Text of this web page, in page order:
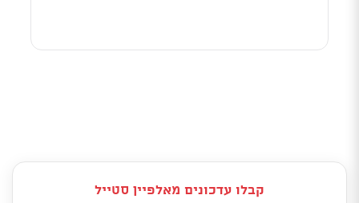
קבלו עדכונים מאלפיין סטייל